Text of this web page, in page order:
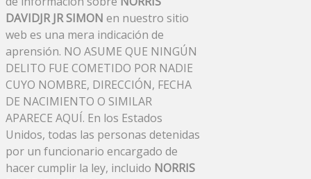
DAVIDJR JR SIMON en nuestro sitio
web es una mera indicación de
aprensión. NO ASUME QUE NINGÚN
DELITO FUE COMETIDO POR NADIE
CUYO NOMBRE, DIRECCIÓN, FECHA
DE NACIMIENTO O SIMILAR
APARECE AQUÍ. En los Estados
Unidos, todas las personas detenidas
por un funcionario encargado de
hacer cumplir la ley, incluido NORRIS